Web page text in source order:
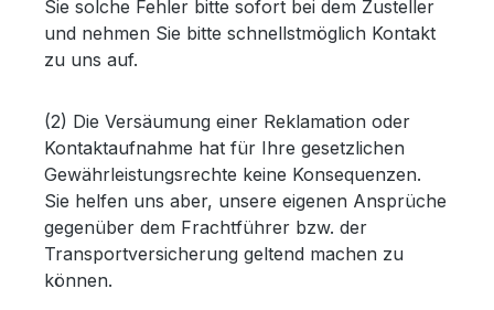
Sie solche Fehler bitte sofort bei dem Zusteller
und nehmen Sie bitte schnellstmöglich Kontakt
zu uns auf.
(2) Die Versäumung einer Reklamation oder
Kontaktaufnahme hat für Ihre gesetzlichen
Gewährleistungsrechte keine Konsequenzen.
Sie helfen uns aber, unsere eigenen Ansprüche
gegenüber dem Frachtführer bzw. der
Transportversicherung geltend machen zu
können.